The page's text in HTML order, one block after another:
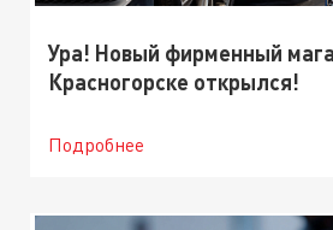
Ура! Новый фирменный
Красногорске открылся!
Подробнее